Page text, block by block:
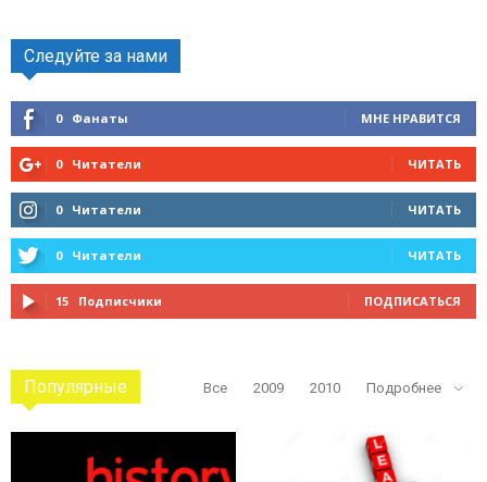
Следуйте за нами
0 Фанаты МНЕ НРАВИТСЯ
0 Читатели ЧИТАТЬ
0 Читатели ЧИТАТЬ
0 Читатели ЧИТАТЬ
15 Подписчики ПОДПИСАТЬСЯ
Популярные Все 2009 2010 Подробнее